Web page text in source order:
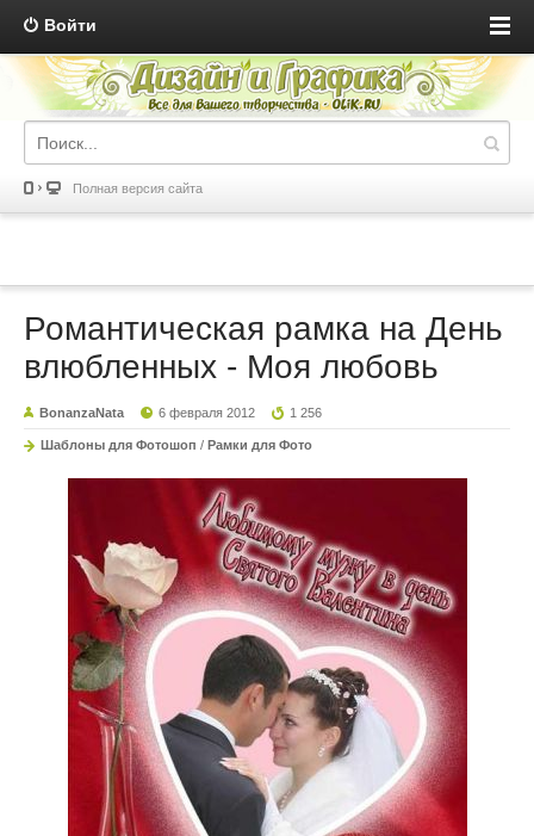
Войти
Полная версия сайта
Романтическая рамка на День
влюбленных - Моя любовь
BonanzaNata 6 февраля 2012 1 256
Шаблоны для Фотошоп / Рамки для Фото